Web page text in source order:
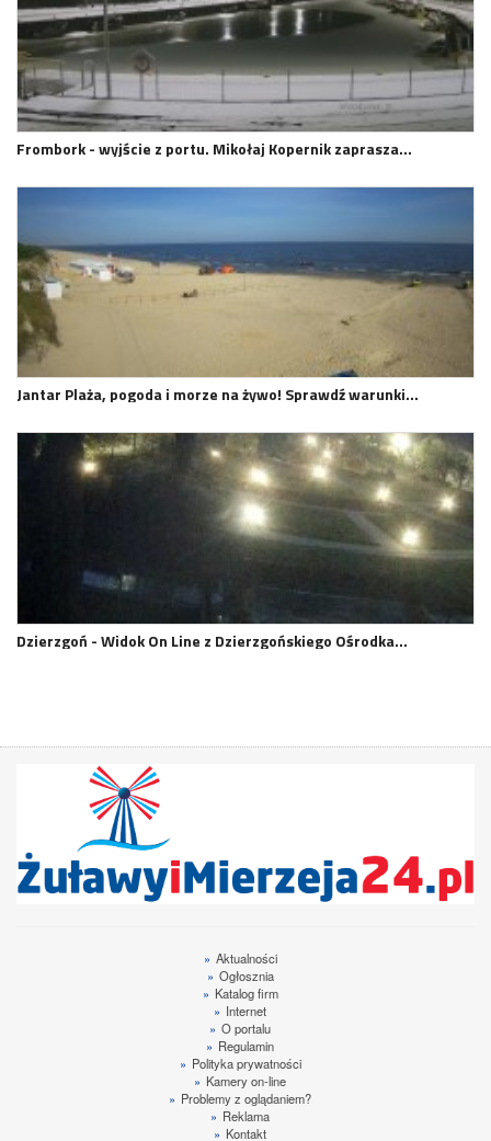
Frombork - wyjście z portu. Mikołaj Kopernik zaprasza…
Jantar Plaża, pogoda i morze na żywo! Sprawdź warunki…
Dzierzgoń - Widok On Line z Dzierzgońskiego Ośrodka…
» Aktualności
» Ogłosznia
» Katalog firm
» Internet
» O portalu
» Regulamin
» Polityka prywatności
» Kamery on-line
» Problemy z oglądaniem?
» Reklama
» Kontakt